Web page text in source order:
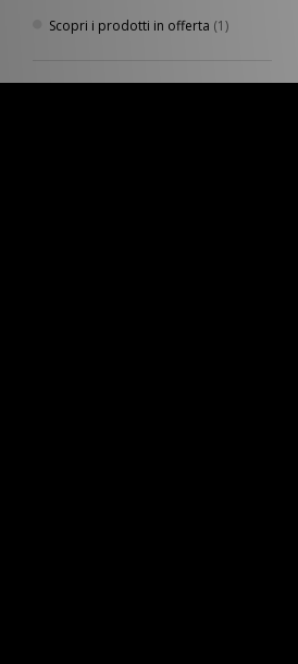
Scopri i prodotti in offerta (1)